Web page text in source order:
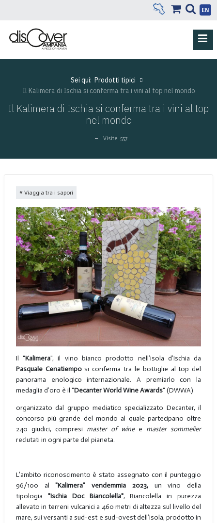
EN
Sei qui: Prodotti tipici
Il Kalimera di Ischia si conferma tra i vini al top nel mondo
Il Kalimera di Ischia si conferma tra i vini al top
nel mondo
Visite: 557
Viaggia tra i sapori
Il "Kalimera", il vino bianco prodotto nell’isola d’Ischia da
Pasquale Cenatiemposi conferma tra le bottiglie al top del
panorama enologico internazionale. A premiarlo con la
medaglia d’oro è il "Decanter World Wine Awards" (DWWA)
organizzato dal gruppo mediatico specializzato Decanter, il
concorso più grande del mondo al quale partecipano oltre
240 giudici, compresi master of winee master sommelier
reclutati in ogni parte del pianeta.
L’ambito riconoscimento è stato assegnato con il punteggio
96/100 al "Kalimera" vendemmia 2023, un vino della
tipologia "Ischia Doc Biancolella", Biancolella in purezza
allevato in terreni vulcanici a 460 metri di altezza sul livello del
mare, sui versanti a sud-est e sud-ovest dell’isola, prodotto in